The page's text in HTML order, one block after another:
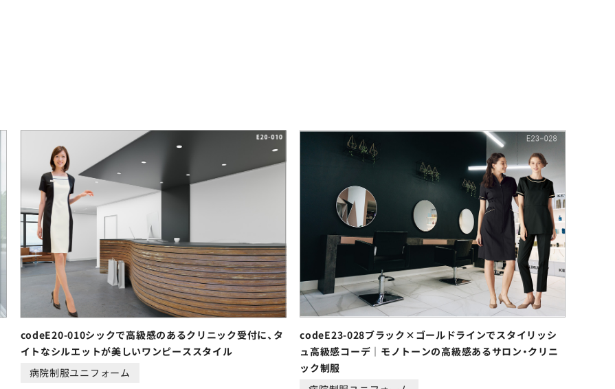
codeE20-010シックで高級感のあるクリニック受付に、タ
イトなシルエットが美しいワンピーススタイル
病院制服ユニフォーム
codeE23-028ブラック×ゴールドラインでスタイリッシ
ュ高級感コーデ｜モノトーンの高級感あるサロン・クリニ
ック制服